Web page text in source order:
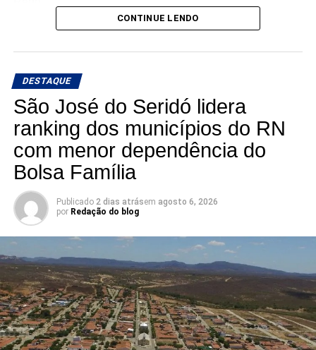
Os três possuem bases e estruturas eleitorais importantes
e chegam à reta da pré-campanha buscando garantir um
potencial para fazer sete cadeiras, a briga pela última
vaga promete ser uma das mais acirradas da eleição para
a ALRN em 2026
CONTINUE LENDO
DESTAQUE
São José do Seridó lidera
ranking dos municípios do RN
com menor dependência do
Bolsa Família
Publicado 2 dias atrásem agosto 6, 2026
por Redação do blog